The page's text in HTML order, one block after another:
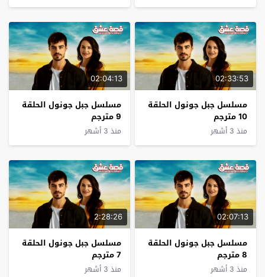
02:33:53
مسلسل جبل جونول الحلقة
10 مترجم
منذ 3 أشهر
02:04:13
مسلسل جبل جونول الحلقة
9 مترجم
منذ 3 أشهر
02:07:13
مسلسل جبل جونول الحلقة
8 مترجم
منذ 3 أشهر
2:28:26
مسلسل جبل جونول الحلقة
7 مترجم
منذ 3 أشهر